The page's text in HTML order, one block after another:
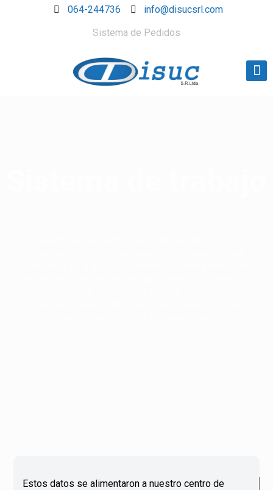
064-244736
info@disucsrl.com
Sistema de Pedidos
Estos datos se alimentaron a nuestro centro de